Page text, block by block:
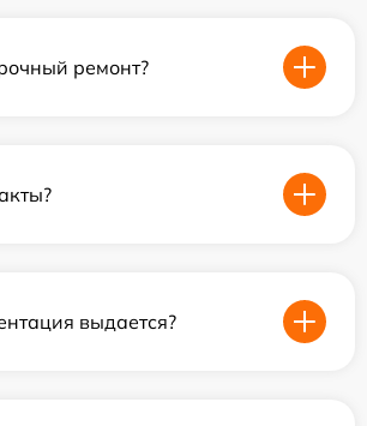
ремонт?
выдается?